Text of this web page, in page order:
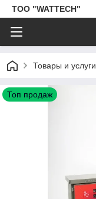
ТОО "WATTECH"
Товары и услуги
Топ продаж